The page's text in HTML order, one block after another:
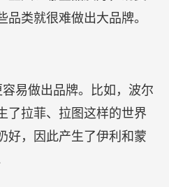
类就很难做出大品牌。
易做出品牌。比如，波尔
了拉菲、拉图这样的世界
好，因此产生了伊利和蒙